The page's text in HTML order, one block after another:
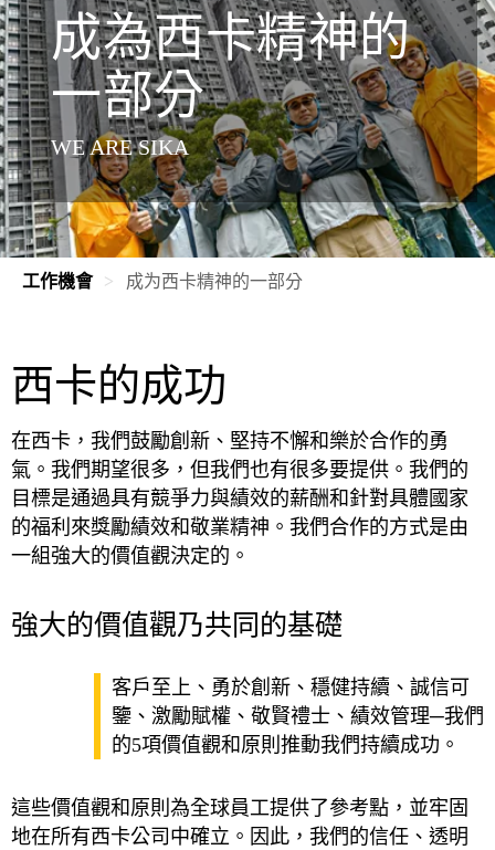
成為西卡精神的
一部分
WE ARE SIKA
工作機會 成为西卡精神的一部分
西卡的成功
在西卡，我們鼓勵創新、堅持不懈和樂於合作的勇
氣。我們期望很多，但我們也有很多要提供。我們的
目標是通過具有競爭力與績效的薪酬和針對具體國家
的福利來獎勵績效和敬業精神。我們合作的方式是由
一組強大的價值觀決定的。
強大的價值觀乃共同的基礎
客戶至上、勇於創新、穩健持續、誠信可
鑒、激勵賦權、敬賢禮士、績效管理─我們
的5項價值觀和原則推動我們持續成功。
這些價值觀和原則為全球員工提供了參考點，並牢固
地在所有西卡公司中確立。因此，我們的信任、透明